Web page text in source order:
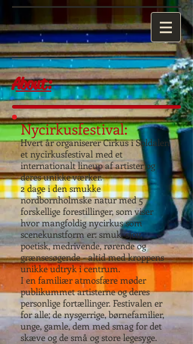
About:
Nycirkusfestival:
Hvert år organiserer Cirkus i Soldalen
et nycirkusfestival med et
internationalt lineup af artister og
deres unikke værker.
2 dage i den smukke
nordbornholmske natur med 5
forskellige forestillinger, som viser
hvor mangfoldig nycirkus som
scenekunstform er: smuk, sjov,
poetisk, medrivende, rørende og
grænsesøgende - altid med kroppens
unikke udtryk i centrum.
I en familiær atmosfære møder
publikummet artisterne og deres
personlige fortællinger. Festivalen er
for alle; de nysgerrige, børnefamilier,
unge, gamle, dem med smag for det
skæve og de små og store legesyge.